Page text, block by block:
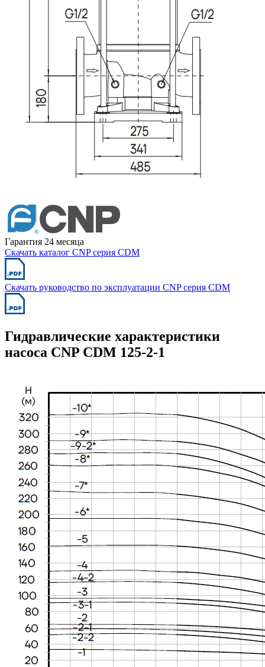
Гарантия 24 месяца
Скачать каталог CNP серия CDM
Скачать руководство по эксплуатации CNP серия CDM
Гидравлические характеристики
насоса CNP CDM 125-2-1